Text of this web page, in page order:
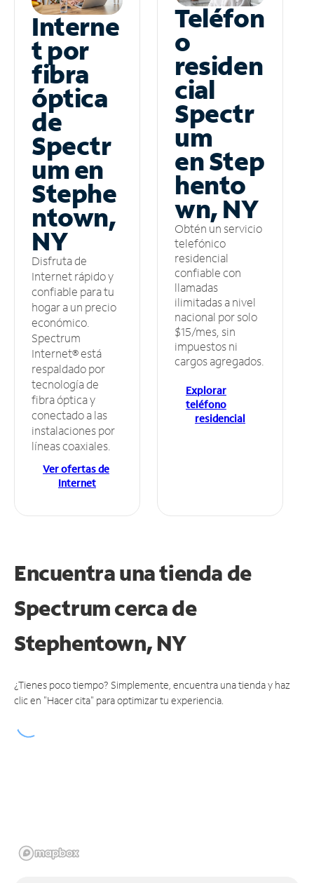
Interne
t por
fibra
óptica
de
Spectr
um en
Stephe
ntown,
NY
Disfruta de
Internet rápido y
confiable para tu
hogar a un precio
económico.
Spectrum
Internet® está
respaldado por
tecnología de
fibra óptica y
conectado a las
instalaciones por
líneas coaxiales.
Ver ofertas de
Internet
Teléfon
o
residen
cial
Spectr
um
en Step
hento
wn, NY
Obtén un servicio
telefónico
residencial
confiable con
llamadas
ilimitadas a nivel
nacional por solo
$15/mes, sin
impuestos ni
cargos agregados.
Explorar
teléfono
residencial
Encuentra una tienda de
Spectrumcerca de
Stephentown, NY
¿Tienes poco tiempo? Simplemente, encuentra una tienda y haz
clic en "Hacer cita" para optimizar tu experiencia.